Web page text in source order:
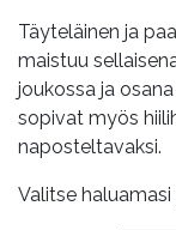
Täyteläinen ja
maistuu
joukossa ja
sopivat myös
naposteltavaksi.
Valitse